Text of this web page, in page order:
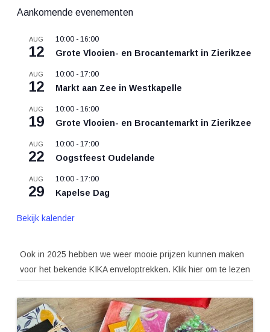
Aankomende evenementen
AUG
12
10:00 - 16:00
Grote Vlooien- en Brocantemarkt in Zierikzee
AUG
12
10:00 - 17:00
Markt aan Zee in Westkapelle
AUG
19
10:00 - 16:00
Grote Vlooien- en Brocantemarkt in Zierikzee
AUG
22
10:00 - 17:00
Oogstfeest Oudelande
AUG
29
10:00 - 17:00
Kapelse Dag
Bekijk kalender
Ook in 2025 hebben we weer mooie prijzen kunnen maken
voor het bekende KIKA enveloptrekken. Klik hier om te lezen